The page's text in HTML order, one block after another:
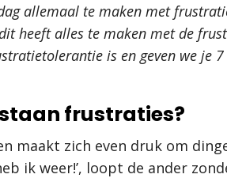
allemaal te maken met
heeft alles te maken met de
is en geven we je
frustraties?
maakt zich even druk om
ik weer!’, loopt de ander